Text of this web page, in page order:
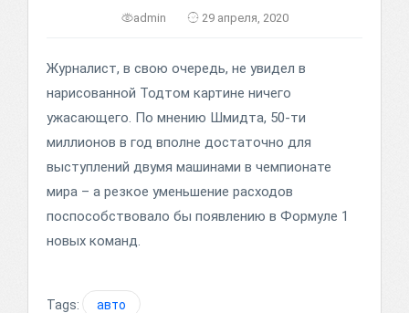
admin 29 апреля, 2020
Журналист, в свою очередь, не увидел в
нарисованной Тодтом картине ничего
ужасающего. По мнению Шмидта, 50-ти
миллионов в год вполне достаточно для
выступлений двумя машинами в чемпионате
мира – а резкое уменьшение расходов
поспособствовало бы появлению в Формуле 1
новых команд.
Tags: авто